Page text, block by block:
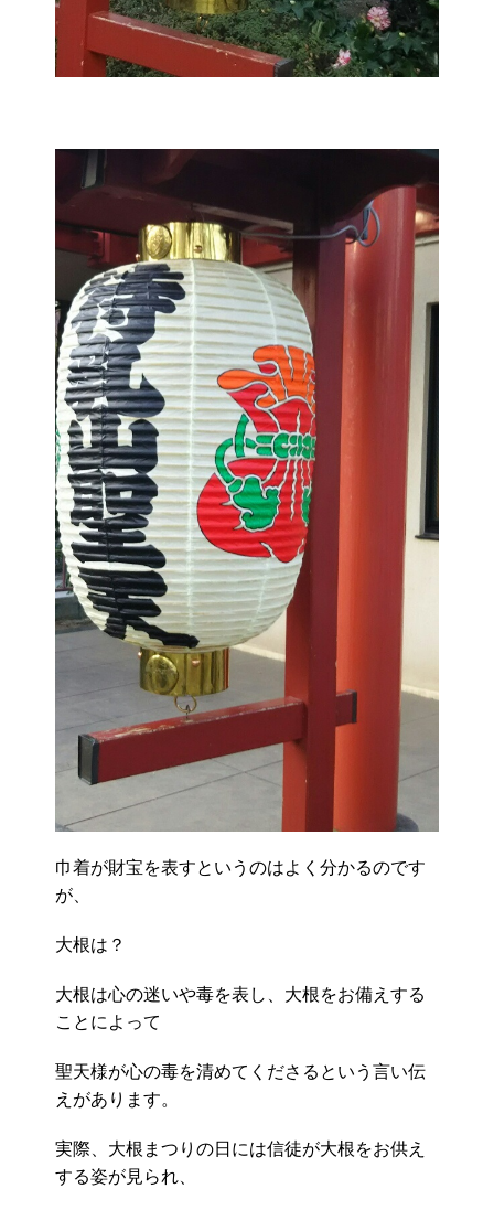
巾着が財宝を表すというのはよく分かるのです
が、
大根は？
大根は心の迷いや毒を表し、大根をお備えする
ことによって
聖天様が心の毒を清めてくださるという言い伝
えがあります。
実際、大根まつりの日には信徒が大根をお供え
する姿が見られ、